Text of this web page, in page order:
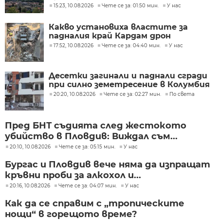
15:23, 10.08.2026 Чете се за: 01:50 мин. У нас
Какво установиха властите за
падналия край Кардам дрон
17:52, 10.08.2026 Чете се за: 04:40 мин. У нас
Десетки загинали и паднали сгради
при силно земетресение в Колумбия
20:20, 10.08.2026 Чете се за: 02:27 мин. По света
Пред БНТ съдията след жестокото
убийство в Пловдив: Виждал съм...
20:10, 10.08.2026 Чете се за: 05:15 мин. У нас
Бургас и Пловдив вече няма да изпращат
кръвни проби за алкохол и...
20:16, 10.08.2026 Чете се за: 04:07 мин. У нас
Как да се справим с „тропическите
нощи“ в горещото време?